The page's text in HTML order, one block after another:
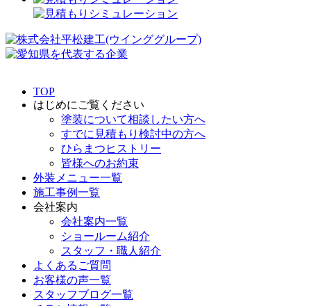
TOP
はじめにご覧ください
塗装について相談したい方へ
すでに見積もり検討中の方へ
ひらまつヒストリー
皆様へのお約束
外装メニュー一覧
施工事例一覧
会社案内
会社案内一覧
ショールーム紹介
スタッフ・職人紹介
よくあるご質問
お客様の声一覧
スタッフブログ一覧